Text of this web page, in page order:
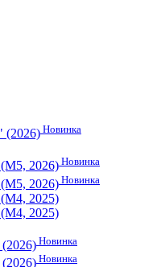
(2026) Новинка
2026)Новинка
2026)Новинка
2025)
2025)
Новинка
Новинка